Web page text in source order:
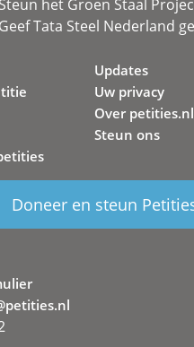
het Groen Staal
Tata Steel Nederland
Updates
Uw privacy
Over petities.nl
Steun ons
Doneer en steun